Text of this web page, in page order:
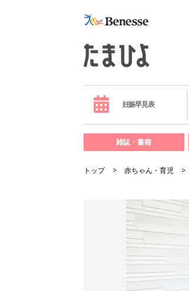
妊娠早見表
雑誌・書籍
トップ 赤ちゃん・育児